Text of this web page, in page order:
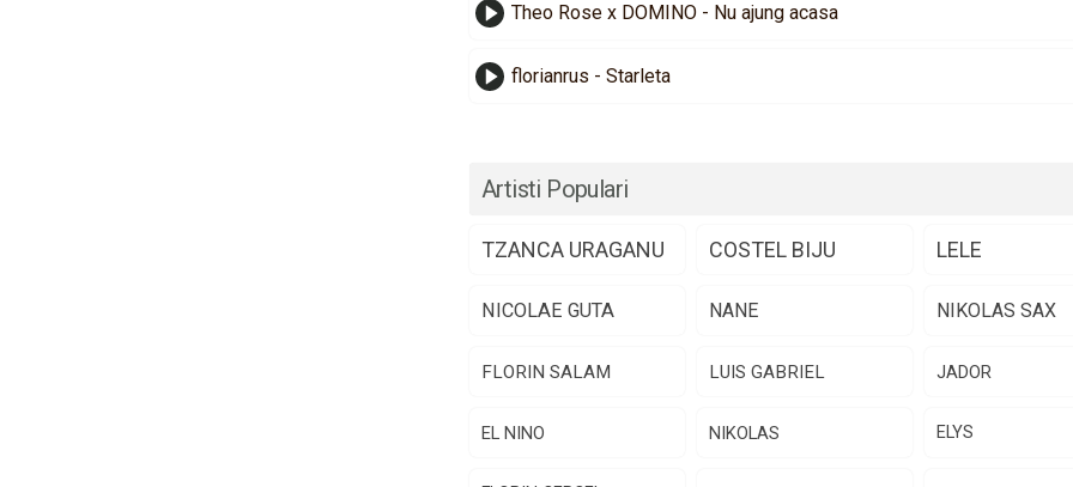
Theo Rose x DOMINO - Nu ajung acasa
florianrus - Starleta
Artisti Populari
TZANCA URAGANU COSTEL BIJU LELE
NICOLAE GUTA NANE NIKOLAS SAX
FLORIN SALAM LUIS GABRIEL JADOR
EL NINO NIKOLAS ELYS